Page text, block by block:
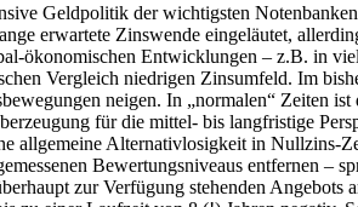
Geldpolitik der wichtigsten
erwartete Zinswende eingeläutet,
ökonomischen Entwicklungen – z.B. in
Vergleich niedrigen Zinsumfeld. Im
neigen. In „normalen“ Zeiten
für die mittel- bis langfristige
Alternativlosigkeit in Nullzins-
Bewertungsniveaus entfernen –
zur Verfügung stehenden Angebots